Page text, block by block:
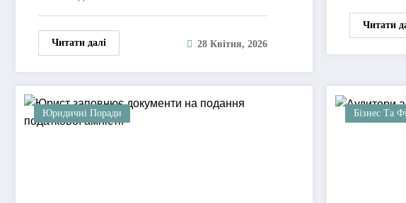
Читати далі 28 Квітня, 2026
Читати
Юридичні Поради Бізнес Та